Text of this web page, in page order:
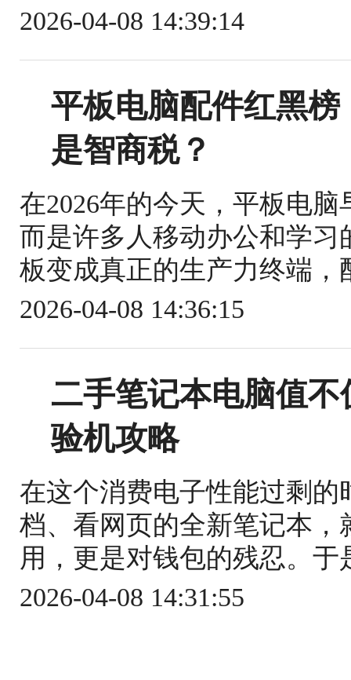
2026-04-08 14:39:14
平板电脑配件红黑
是智商税？
在2026年的今天，平板电
而是许多人移动办公和学
板变成真正的生产力终端
2026-04-08 14:36:15
二手笔记本电脑值
验机攻略
在这个消费电子性能过剩
档、看网页的全新笔记本
用，更是对钱包的残忍。
2026-04-08 14:31:55